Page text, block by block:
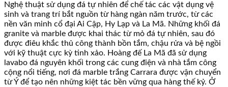
Nghệ thuật sử dụng đá tự nhiên để chế tác các vật dụng vệ
sinh và trang trí bắt nguồn từ hàng ngàn năm trước, từ các
nền văn minh cổ đại Ai Cập, Hy Lạp và La Mã. Những khối đá
granite và marble được khai thác từ mỏ đá tự nhiên, sau đó
được điêu khắc thủ công thành bồn tắm, chậu rửa và bệ ngồi
với kỹ thuật cực kỳ tinh xảo. Hoàng đế La Mã đã sử dụng
lavabo đá nguyên khối trong các cung điện và nhà tắm công
cộng nổi tiếng, nơi đá marble trắng Carrara được vận chuyển
từ Ý để tạo nên những kiệt tác bền vững qua hàng thế kỷ. Ở